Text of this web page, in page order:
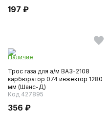
197 ₽
Наличие
Трос газа для а/м ВАЗ-2108
карбюратор 074 инжектор 1280
мм (Шанс-Д)
Код 427895
356 ₽